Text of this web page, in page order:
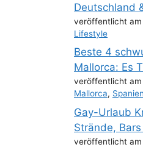
Deutschland
veröffentlicht
Lifestyle
Beste 4
Mallorca: Es
veröffentlicht am
Mallorca, Spanien
Gay-Urlaub
Strände,
veröffentlicht am